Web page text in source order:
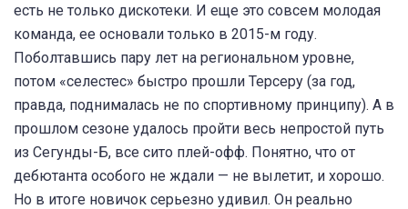
есть не только дискотеки. И еще это совсем молодая
команда, ее основали только в 2015-м году.
Поболтавшись пару лет на региональном уровне,
потом «селестес» быстро прошли Терсеру (за год,
правда, поднималась не по спортивному принципу). А в
прошлом сезоне удалось пройти весь непростой путь
из Сегунды-Б, все сито плей-офф. Понятно, что от
дебютанта особого не ждали — не вылетит, и хорошо.
Но в итоге новичок серьезно удивил. Он реально